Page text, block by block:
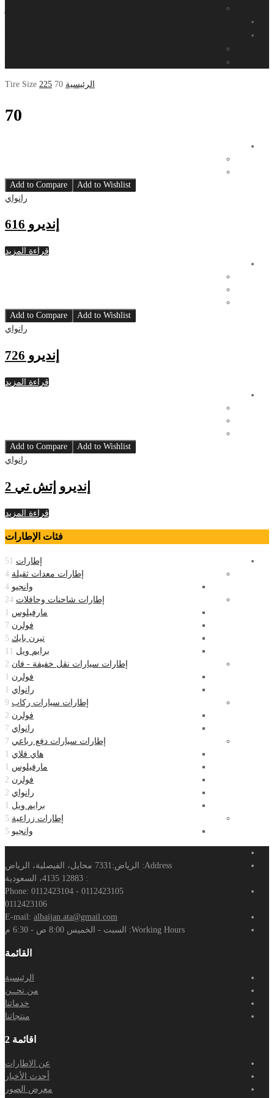
الرئيسية Tire Size 225 70
70
Add to Wishlist
Add to Compare
رانواي
إنديرو 616
قراءة المزيد
Add to Wishlist
Add to Compare
رانواي
إنديرو 726
قراءة المزيد
Add to Wishlist
Add to Compare
رانواي
إنديرو إتش تي 2
قراءة المزيد
فئات الإطارات
إطارات 51
إطارات معدات ثقيلة 4
وانجيو 4
إطارات شاحنات وحافلات 24
مارفيلوس 1
فولرن 7
تيرن بايك 5
برايم ويل 11
إطارات سيارات نقل خفيفة - فان 2
فولرن 1
رانواي 1
إطارات سيارات ركاب 9
فولرن 2
رانواي 7
إطارات سيارات دفع رباعي 7
هاي فلاي 1
مارفيلوس 1
فولرن 2
رانواي 2
برايم ويل 1
إطارات زراعية 5
وانجيو 5
Address:
الرياض:7331 محايل، الفيصلية، الرياض
: 12883 4135، السعودية
Phone: 0112423104 - 0112423105
0112423106
E-mail: albaijan.ata@gmail.com
Working Hours:
السبت - الخميس 8:00 ص - 6:30 م
القائمة
الرئيسية
من نحــن
خدماتنا
منتجاتنا
اقائمة 2
عن الاطارات
أحدث الأخبار
معرض الصور